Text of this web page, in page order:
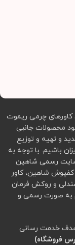
را با تولید کاورهای چرمی ریموت
محصولات جانبی
و تهیه و توزیع
باشیم. با توجه به
گسترده شما دوستان از اوایل سال ۱۴۰۱ سایت رسمی شاهین
شاهین، کاور
و روکش فرمان
و... آغاز بکار کرد. در مرداد 1403 هم به صورت رسمی و
شاهین لوکس در سال 1403 با هدف خدمت رسانی
فروشگاه)